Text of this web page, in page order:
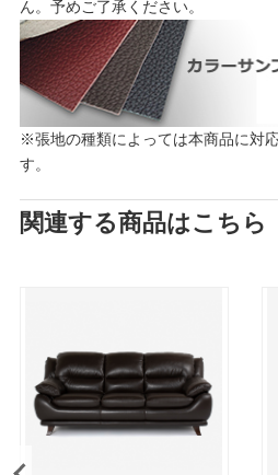
ん。予めご了承ください。
※張地の種類によっては本商品に対
す。
関連する商品はこちら